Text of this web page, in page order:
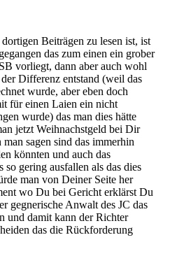
Beiträgen zu lesen ist, ist
das zum einen ein grober
vorliegt, dann aber auch wohl
Differenz entstand (weil das
wurde, aber eben doch
für einen Laien ein nicht
wurde) das man dies hätte
jetzt Weihnachstgeld bei Dir
sagen sind das immerhin
könnten und auch das
gering ausfallen als das dies
man von Deiner Seite her
wo Du bei Gericht erklärst Du
gegnerische Anwalt des JC das
und damit kann der Richter
das die Rückforderung